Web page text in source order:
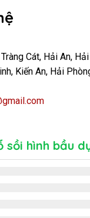
Cát, Hải An,
Kiến An, Hải
hình bầu